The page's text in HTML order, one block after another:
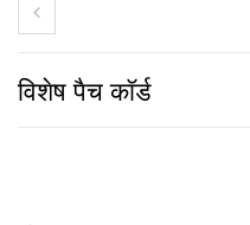
विशेष पैच कॉर्ड